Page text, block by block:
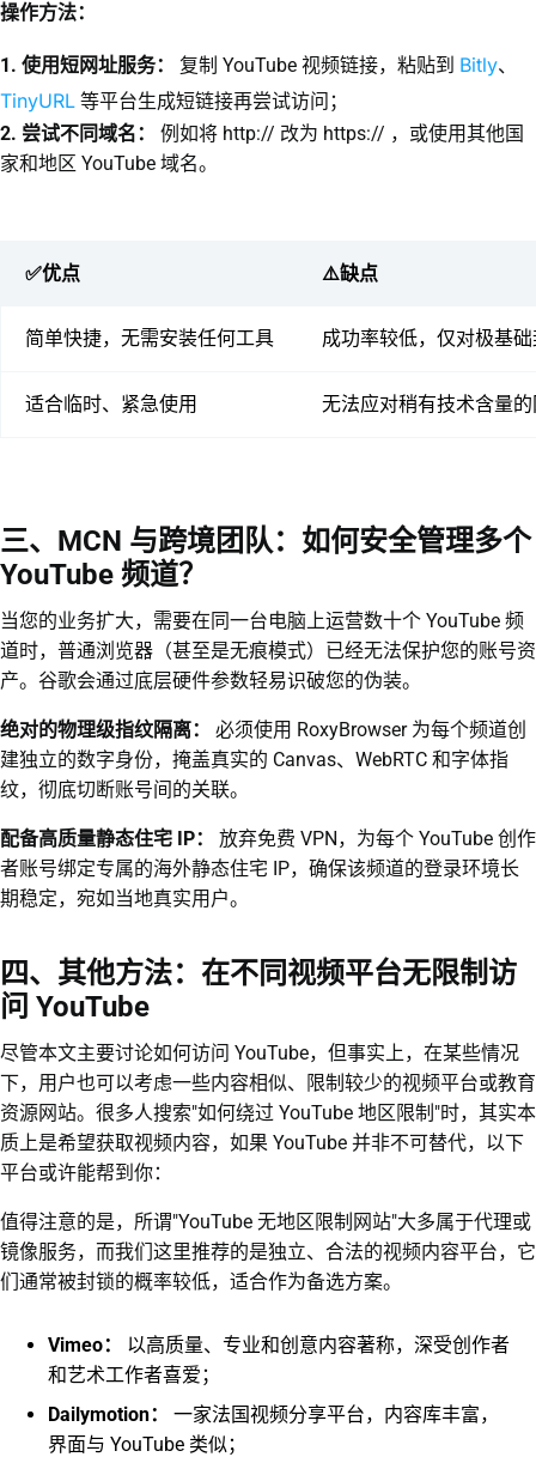
操作方法：
1. 使用短网址服务： 复制 YouTube 视频链接，粘贴到 Bitly、
TinyURL等平台生成短链接再尝试访问；
2. 尝试不同域名：
例如将 http:// 改为 https:// ，或使用其他国
家和地区 YouTube 域名。
✅优点 ⚠️缺点
简单快捷，无需安装任何工具 成功率较低，仅对极基
适合临时、紧急使用 无法应对稍有技术含量
三、MCN 与跨境团队：如何安全管理多个
YouTube 频道？
当您的业务扩大，需要在同一台电脑上运营数十个 YouTube 频
道时，普通浏览器（甚至是无痕模式）已经无法保护您的账号资
产。谷歌会通过底层硬件参数轻易识破您的伪装。
绝对的物理级指纹隔离：
必须使用 RoxyBrowser 为每个频道创
建独立的数字身份，掩盖真实的 Canvas、WebRTC 和字体指
纹，彻底切断账号间的关联。
配备高质量静态住宅 IP：
放弃免费 VPN，为每个 YouTube 创作
者账号绑定专属的海外静态住宅 IP，确保该频道的登录环境长
期稳定，宛如当地真实用户。
四、其他方法：在不同视频平台无限制访
问 YouTube
尽管本文主要讨论如何访问 YouTube，但事实上，在某些情况
下，用户也可以考虑一些内容相似、限制较少的视频平台或教育
资源网站。很多人搜索"如何绕过 YouTube 地区限制"时，其实本
质上是希望获取视频内容，如果 YouTube 并非不可替代，以下
平台或许能帮到你：
值得注意的是，所谓"YouTube 无地区限制网站"大多属于代理或
镜像服务，而我们这里推荐的是独立、合法的视频内容平台，它
们通常被封锁的概率较低，适合作为备选方案。
Vimeo：
以高质量、专业和创意内容著称，深受创作者
和艺术工作者喜爱；
Dailymotion：
一家法国视频分享平台，内容库丰富，
界面与 YouTube 类似；